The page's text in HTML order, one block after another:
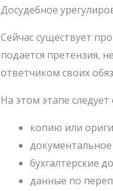
Досудебное
Сейчас существует
подается претензия,
ответчиком своих
На этом этапе
копию или
бухгалтерские
данные по